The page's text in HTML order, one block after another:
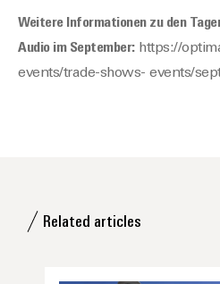
Weitere Informationen zu den
Audio im September:https://
events/trade-shows- events/
Related articles